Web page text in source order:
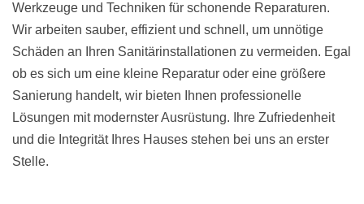
Werkzeuge und Techniken für schonende Reparaturen.
Wir arbeiten sauber, effizient und schnell, um unnötige
Schäden an Ihren Sanitärinstallationen zu vermeiden. Egal
ob es sich um eine kleine Reparatur oder eine größere
Sanierung handelt, wir bieten Ihnen professionelle
Lösungen mit modernster Ausrüstung. Ihre Zufriedenheit
und die Integrität Ihres Hauses stehen bei uns an erster
Stelle.